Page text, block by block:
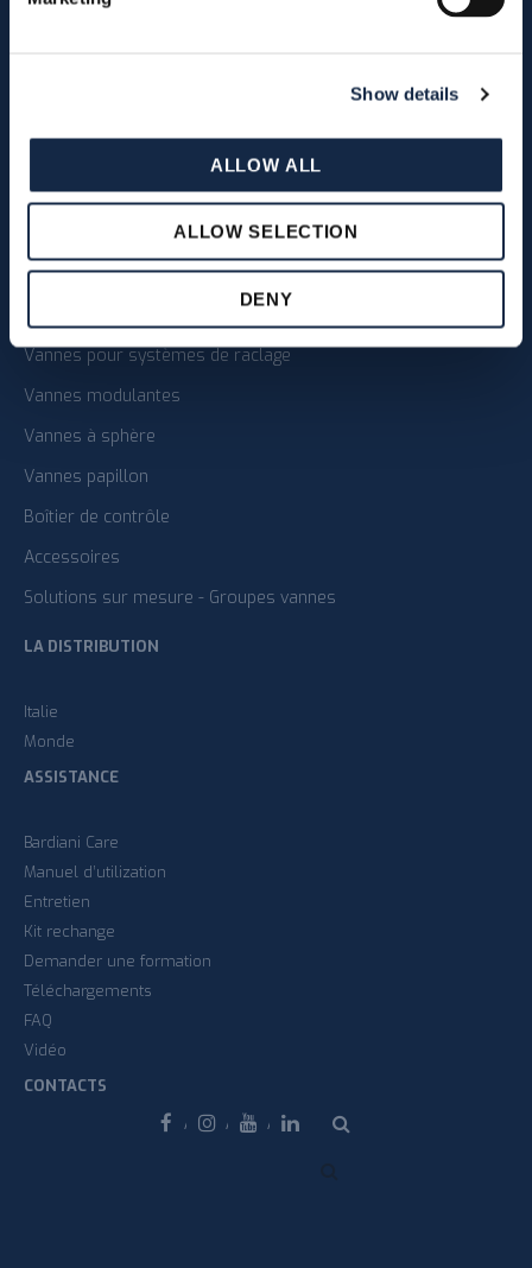
Show details
ALLOW ALL
ALLOW SELECTION
DENY
Partenaires industriels
Vanne a double siege
Vannes à simple siège
Vannes pour systèmes de raclage
Vannes modulantes
Vannes à sphère
Vannes papillon
Boîtier de contrôle
Accessoires
Solutions sur mesure - Groupes vannes
LA DISTRIBUTION
Italie
Monde
ASSISTANCE
Bardiani Care
Manuel d’utilization
Entretien
Kit rechange
Demander une formation
Téléchargements
FAQ
Vidéo
CONTACTS